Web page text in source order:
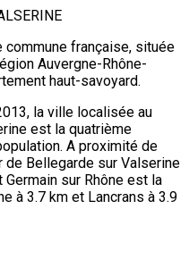
commune française, située
Auvergne-Rhône-
haut-savoyard.
la ville localisée au
est la quatrième
A proximité de
de Bellegarde sur Valserine
sur Rhône est la
à 3.7 km et Lancrans à 3.9